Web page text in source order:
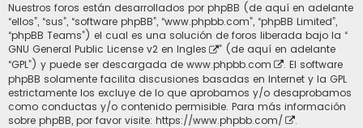
Nuestros foros están desarrollados por phpBB (de aquí en adelante
“ellos”, “sus”, “software phpBB”, “www.phpbb.com”, “phpBB Limited”,
“phpBB Teams”) el cual es una solución de foros liberada bajo la “
GNU General Public License v2 en Ingles
” (de aquí en adelante
“GPL”) y puede ser descargada de www.phpbb.com
. El software
phpBB solamente facilita discusiones basadas en Internet y la GPL
estrictamente los excluye de lo que aprobamos y/o desaprobamos
como conductas y/o contenido permisible. Para más información
sobre phpBB, por favor visite: https://www.phpbb.com/ .